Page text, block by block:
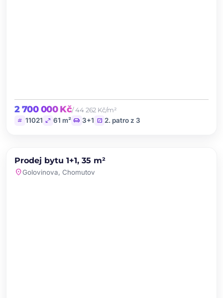
2 700 000 Kč/ 44 262 Kč/m²
tag 11021 open_in_full 61 m² chair 3+1 stairs 2. patro z 3
PRODEJ
Prodej bytu 1+1, 35 m²
location_onGolovinova, Chomutov